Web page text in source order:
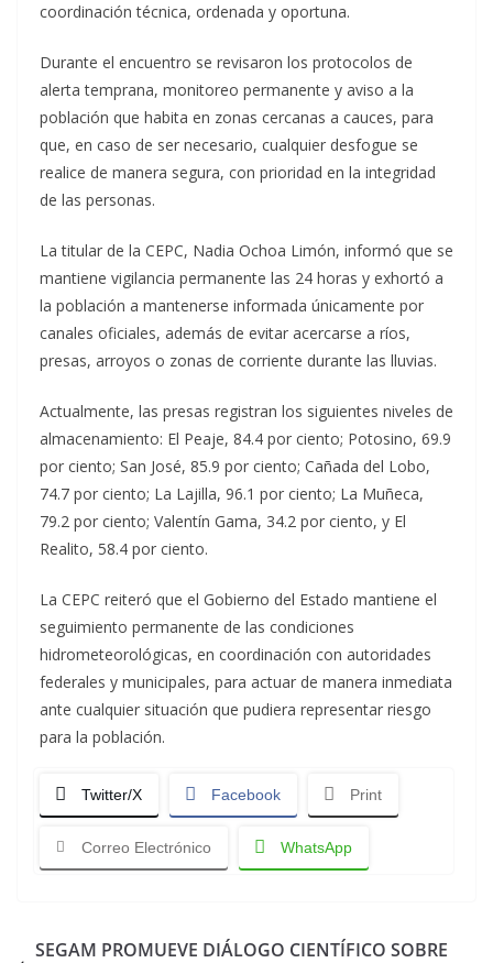
coordinación técnica, ordenada y oportuna.
Durante el encuentro se revisaron los protocolos de
alerta temprana, monitoreo permanente y aviso a la
población que habita en zonas cercanas a cauces, para
que, en caso de ser necesario, cualquier desfogue se
realice de manera segura, con prioridad en la integridad
de las personas.
La titular de la CEPC, Nadia Ochoa Limón, informó que se
mantiene vigilancia permanente las 24 horas y exhortó a
la población a mantenerse informada únicamente por
canales oficiales, además de evitar acercarse a ríos,
presas, arroyos o zonas de corriente durante las lluvias.
Actualmente, las presas registran los siguientes niveles de
almacenamiento: El Peaje, 84.4 por ciento; Potosino, 69.9
por ciento; San José, 85.9 por ciento; Cañada del Lobo,
74.7 por ciento; La Lajilla, 96.1 por ciento; La Muñeca,
79.2 por ciento; Valentín Gama, 34.2 por ciento, y El
Realito, 58.4 por ciento.
La CEPC reiteró que el Gobierno del Estado mantiene el
seguimiento permanente de las condiciones
hidrometeorológicas, en coordinación con autoridades
federales y municipales, para actuar de manera inmediata
ante cualquier situación que pudiera representar riesgo
para la población.
Twitter/X Facebook Print
Correo Electrónico WhatsApp
SEGAM PROMUEVE DIÁLOGO CIENTÍFICO SOBRE